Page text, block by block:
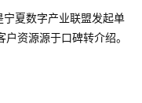
夏数字产业联盟发起单
资源源于口碑转介绍。